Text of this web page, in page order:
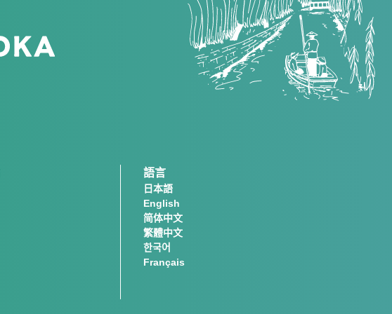
語言
日本語
English
简体中文
繁體中文
한국어
Français